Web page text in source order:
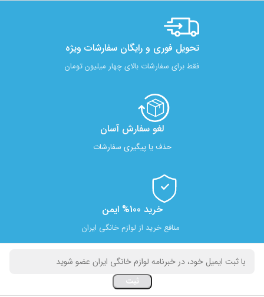
تحویل فوری و رایگان سفارشات ویژه
فقط برای سفارشات بالای چهار میلیون تومان
لغو سفارش آسان​
حذف یا پیگیری سفارشات
خرید 100% ایمن
منافع خرید از لوازم خانگی ایران